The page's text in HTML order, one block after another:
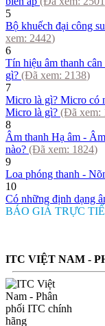
5
Bộ khuếch đại công
xem: 2442)
6
Tín hiệu âm thanh
gì? (Đã xem: 2138)
7
Micro là gì? Micro có
Micro là gì? (Đã xem:
8
Âm thanh Hạ âm -
nào? (Đã xem: 1824)
9
Loa phóng thanh -
10
Có những định dạng
BÁO GIÁ TRỰC
ITC VIỆT NAM -